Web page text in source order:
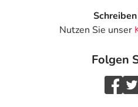
Nutzen Sie unser
Folgen